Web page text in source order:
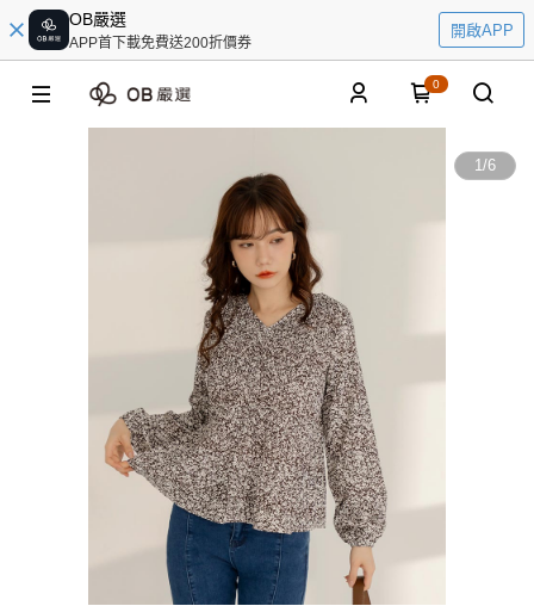
OB嚴選
APP首下載免費送200折價券
開啟APP
0
1/6